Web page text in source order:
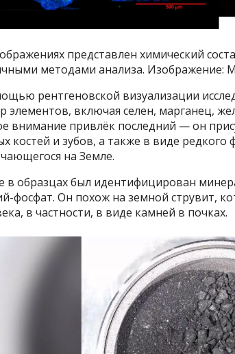
представлен химический
методами анализа. Изображение:
рентгеновской визуализации
элементов, включая селен, марганец,
внимание привлёк последний — он
костей и зубов, а также в виде редкого
на Земле.
в образцах был идентифицирован
фосфат. Он похож на земной струвит,
в частности, в виде камней в почках.